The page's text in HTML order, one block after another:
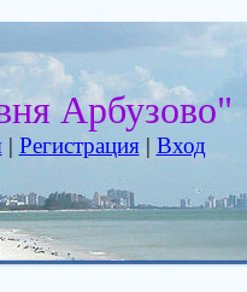
Арбузово"
| Регистрация| Вход